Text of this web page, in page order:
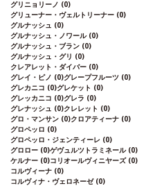
グリニョリーノ (0)
グリューナー・ヴェルトリーナー (0)
グルナッシュ (0)
グルナッシュ・ノワール (0)
グルナッシュ・ブラン (0)
グルナッシュ・グリ (0)
クレアレット・ダイバー (0)
グレイ・ピノ (0)グレープフルーツ (0)
グレカニコ (0)グレケット (0)
グレッカニコ (0)グレラ (0)
グレナッシュ (0)クレレット (0)
グロ・マンサン (0)クロアティーナ (0)
グロペッロ (0)
グロペッロ・ジェンティーレ (0)
グロロー (0)ゲヴュルツトラミネール (0)
ケルナー (0)コリオールヴィニヤーズ (0)
コルヴィーナ (0)
コルヴィナ・ヴェロネーゼ (0)